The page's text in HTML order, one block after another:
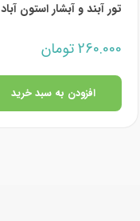
تور آبند و آبشار استون آباد
260.000تومان
افزودن به سبد خرید